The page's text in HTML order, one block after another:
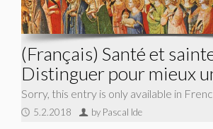
(Français) Santé et
Distinguer pour mieux
Sorry, this entry is only available in
5.2.2018 by Pascal Ide